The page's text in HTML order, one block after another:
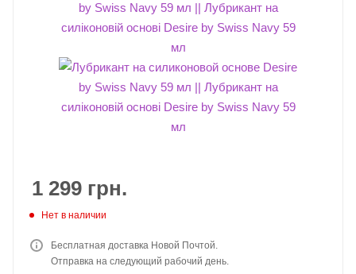
1 299 грн.
Нет в наличии
Бесплатная доставка Новой Почтой.
Отправка на следующий рабочий день.